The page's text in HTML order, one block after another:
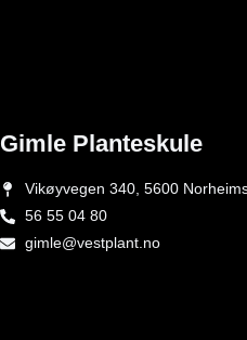
Gimle Planteskule
Vikøyvegen 340, 5600
56 55 04 80
gimle@vestplant.no